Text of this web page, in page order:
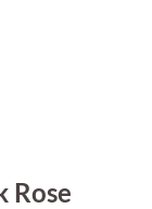
Rose